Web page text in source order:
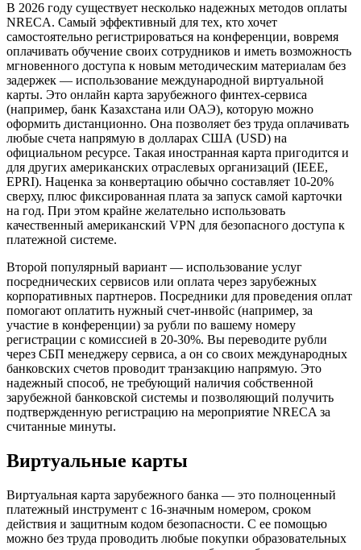
В 2026 году существует несколько надежных методов оплаты
NRECA. Самый эффективный для тех, кто хочет
самостоятельно регистрироваться на конференции, вовремя
оплачивать обучение своих сотрудников и иметь возможность
мгновенного доступа к новым методическим материалам без
задержек — использование международной виртуальной
карты. Это онлайн карта зарубежного финтех-сервиса
(например, банк Казахстана или ОАЭ), которую можно
оформить дистанционно. Она позволяет без труда оплачивать
любые счета напрямую в долларах США (USD) на
официальном ресурсе. Такая иностранная карта пригодится и
для других американских отраслевых организаций (IEEE,
EPRI). Наценка за конвертацию обычно составляет 10-20%
сверху, плюс фиксированная плата за запуск самой карточки
на год. При этом крайне желательно использовать
качественный американский VPN для безопасного доступа к
платежной системе.
Второй популярный вариант — использование услуг
посреднических сервисов или оплата через зарубежных
корпоративных партнеров. Посредники для проведения оплат
помогают оплатить нужный счет-инвойс (например, за
участие в конференции) за рубли по вашему номеру
регистрации с комиссией в 20-30%. Вы переводите рубли
через СБП менеджеру сервиса, а он со своих международных
банковских счетов проводит транзакцию напрямую. Это
надежный способ, не требующий наличия собственной
зарубежной банковской системы и позволяющий получить
подтвержденную регистрацию на мероприятие NRECA за
считанные минуты.
Виртуальные карты
Виртуальная карта зарубежного банка — это полноценный
платежный инструмент с 16-значным номером, сроком
действия и защитным кодом безопасности. С ее помощью
можно без труда проводить любые покупки образовательных